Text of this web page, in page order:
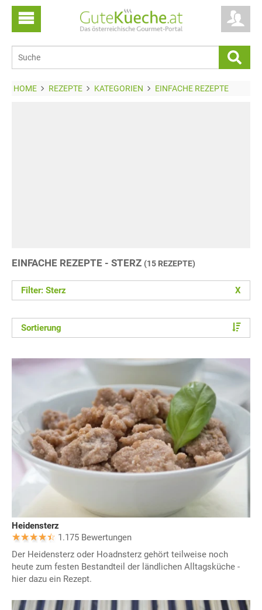
HOME REZEPTE KATEGORIEN EINFACHE REZEPTE
EINFACHE REZEPTE - STERZ (15 REZEPTE)
Filter: Sterz X
Sortierung
Heidensterz
1.175 Bewertungen
Der Heidensterz oder Hoadnsterz gehört teilweise noch
heute zum festen Bestandteil der ländlichen Alltagsküche -
hier dazu ein Rezept.